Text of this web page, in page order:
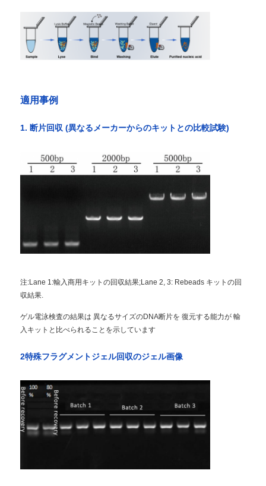
NGS磁珠
磁気ビード蛋白質の浄化
適用事例
1. 断片回収 (異なるメーカーからのキットとの比較試験)
注:Lane 1:輸入商用キットの回収結果;Lane 2, 3: Rebeads キットの回
収結果.
ゲル電泳検査の結果は 異なるサイズのDNA断片を 復元する能力が 輸
入キットと比べられることを示しています
2特殊フラグメントジェル回収のジェル画像